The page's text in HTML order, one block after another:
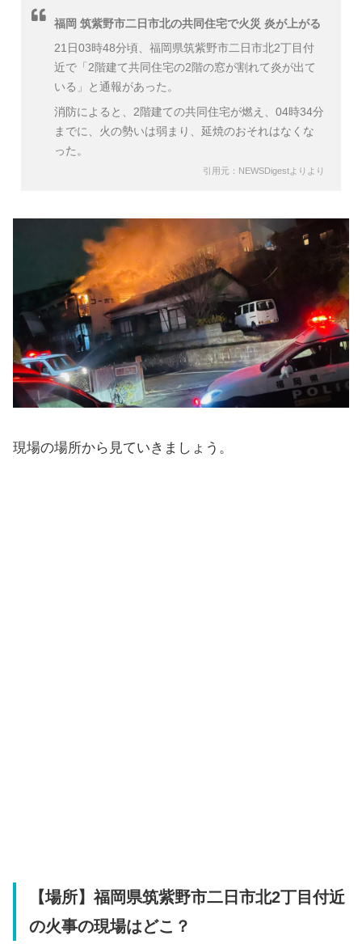
福岡 筑紫野市二日市北の共同住宅で火災 炎が上がる
21日03時48分頃、福岡県筑紫野市二日市北2丁目付
近で「2階建て共同住宅の2階の窓が割れて炎が出て
いる」と通報があった。
消防によると、2階建ての共同住宅が燃え、04時34分
までに、火の勢いは弱まり、延焼のおそれはなくな
った。
引用元：NEWSDigestよりより
現場の場所から見ていきましょう。
【場所】福岡県筑紫野市二日市北2丁目付近
の火事の現場はどこ？